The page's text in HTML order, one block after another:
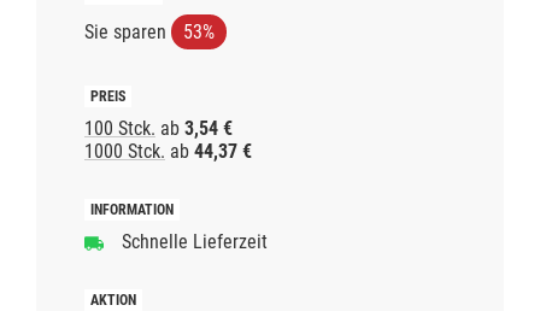
Sie sparen 53%
100 Stck. ab 3,54 €
1000 Stck. ab 44,37 €
Schnelle Lieferzeit